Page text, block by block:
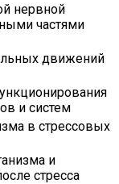
нервной
частями
движений
и систем
в стрессовых
и
стресса